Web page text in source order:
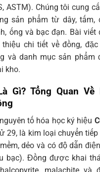
ASTM). Chúng tôi cung
sản phẩm từ dây, tấm,
ống và bạc đạn. Bài viết
chi tiết về đồng, đặc
và danh mục sản phẩm
kho.
Gì? Tổng Quan Về
tố hóa học ký hiệu
29, là kim loại chuyển tiếp
dẻo và có độ dẫn
bạc). Đồng được khai